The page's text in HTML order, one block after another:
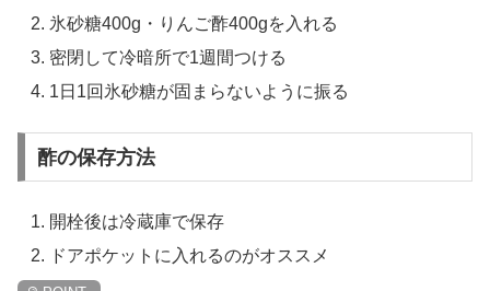
氷砂糖400g・りんご酢400gを入れる
密閉して冷暗所で1週間つける
1日1回氷砂糖が固まらないように振る
酢の保存方法
開栓後は冷蔵庫で保存
ドアポケットに入れるのがオススメ